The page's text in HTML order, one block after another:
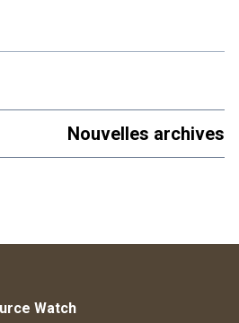
Nouvelles archives
Watch